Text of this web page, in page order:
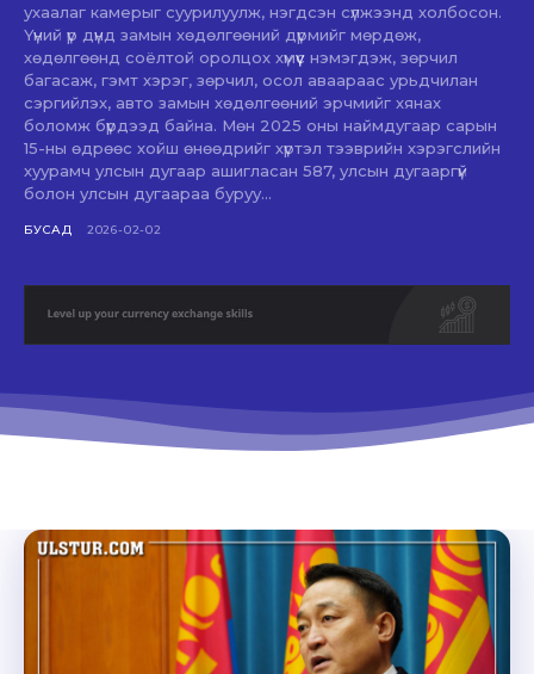
ухаалаг камерыг суурилуулж, нэгдсэн сүлжээнд холбосон.
Үүний үр дүнд замын хөдөлгөөний дүрмийг мөрдөж,
хөдөлгөөнд соёлтой оролцох хүмүүс нэмэгдэж, зөрчил
багасаж, гэмт хэрэг, зөрчил, осол аваараас урьдчилан
сэргийлэх, авто замын хөдөлгөөний эрчмийг хянах
боломж бүрдээд байна. Мөн 2025 оны наймдугаар сарын
15-ны өдрөөс хойш өнөөдрийг хүртэл тээврийн хэрэгслийн
хуурамч улсын дугаар ашигласан 587, улсын дугааргүй
болон улсын дугаараа буруу...
БУСАД 2026-02-02